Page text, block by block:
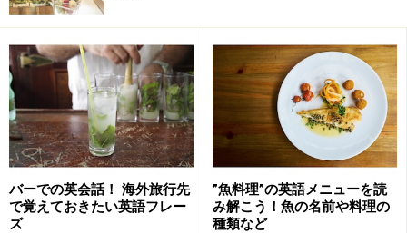
バーでの英会話！ 海外旅行先
で覚えておきたい英語フレー
ズ
”魚料理”の英語メニューを読
み解こう！魚の名前や料理の
種類など